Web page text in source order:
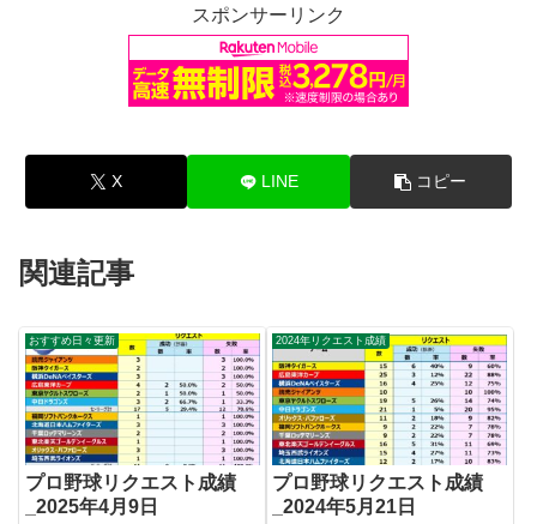
スポンサーリンク
X LINE コピー
関連記事
おすすめ日々更新
プロ野球リクエスト成績
_2025年4月9日
2024年リクエスト成績
プロ野球リクエスト成績
_2024年5月21日